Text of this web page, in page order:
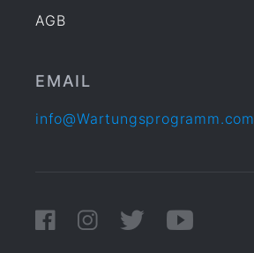
AGB
EMAIL
info@Wartungsprogramm.com